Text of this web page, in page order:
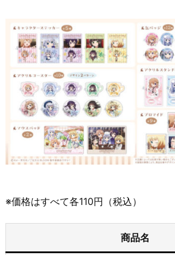
※価格はすべて各110円（税込）
商品名